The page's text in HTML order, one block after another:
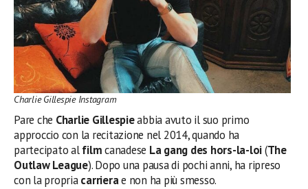
Charlie Gillespie Instagram
Pare che Charlie Gillespieabbia avuto il suo primo
approccio con la recitazione nel 2014, quando ha
partecipato alfilmcanadese La gang des hors-la-loi(The
Outlaw League). Dopo una pausa di pochi anni, ha ripreso
con la propriacarrierae non ha più smesso.